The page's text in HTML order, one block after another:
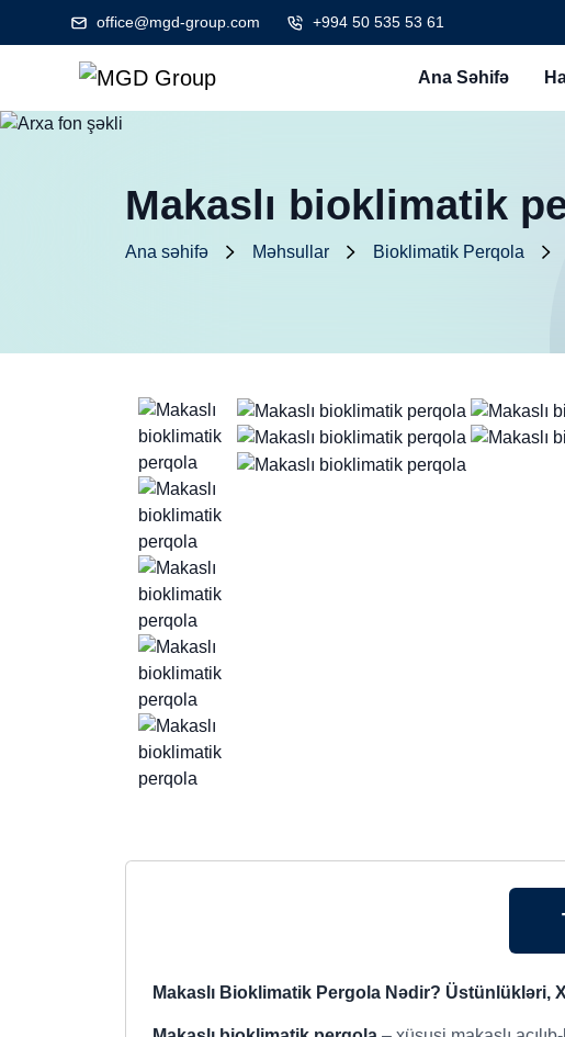
office@mgd-group.com +994 50 535 53 61
Ana Səhifə
Makaslı bioklimatik
Ana səhifə Məhsullar Bioklimatik Perqola
Makaslı Bioklimatik Pergola Nədir? Üstünlükləri,